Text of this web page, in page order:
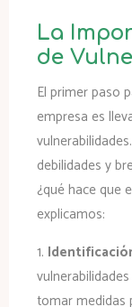
La
de
El primer paso
empresa es
debilidades y
¿qué hace que
explicamos:
1.
tomar medidas